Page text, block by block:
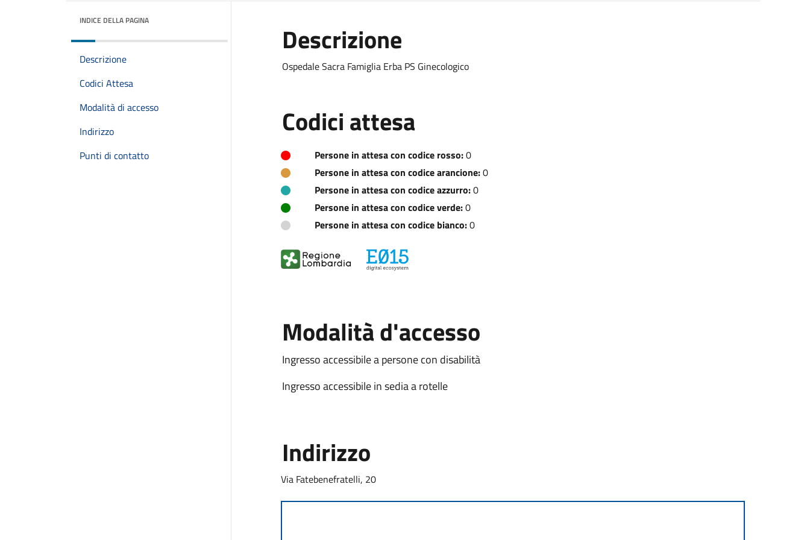
INDICE DELLA PAGINA
Descrizione
Codici Attesa
Modalità di accesso
Indirizzo
Punti di contatto
Descrizione
Ospedale Sacra Famiglia Erba PS Ginecologico
Codici attesa
Persone in attesa con codice rosso:0
Persone in attesa con codice arancione:0
Persone in attesa con codice azzurro:0
Persone in attesa con codice verde:0
Persone in attesa con codice bianco:0
Modalità d'accesso
Ingresso accessibile a persone con disabilità
Ingresso accessibile in sedia a rotelle
Indirizzo
Via Fatebenefratelli, 20